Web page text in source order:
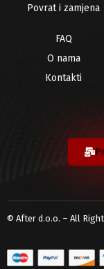
Povrat i zamjena
FAQ
O nama
Kontakti
© After d.o.o. – All